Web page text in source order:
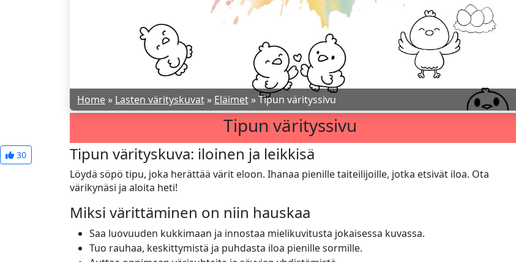
Home » Lasten värityskuvat » Eläimet »Tipun värityssivu
Tipun värityssivu
30 Tipun värityskuva: iloinen ja leikkisä
Löydä söpö tipu, joka herättää värit eloon. Ihanaa pienille taiteilijoille, jotka etsivät iloa. Ota
värikynäsi ja aloita heti!
Miksi värittäminen on niin hauskaa
Saa luovuuden kukkimaan ja innostaa mielikuvitusta jokaisessa kuvassa.
Tuo rauhaa, keskittymistä ja puhdasta iloa pienille sormille.